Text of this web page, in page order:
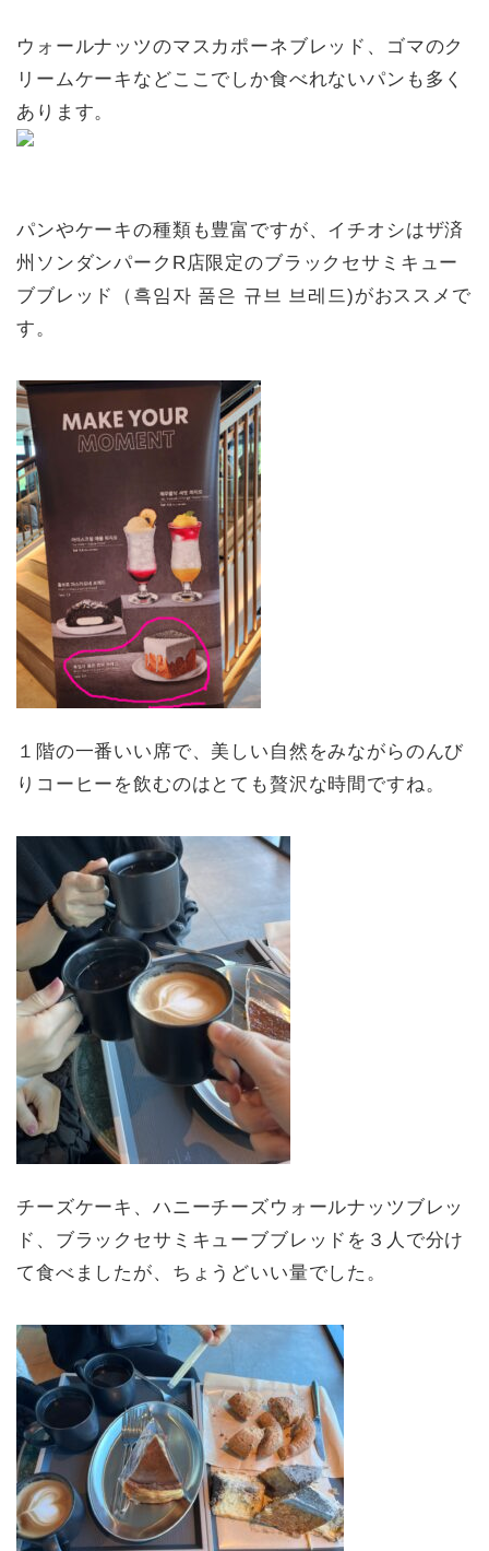
ウォールナッツのマスカポーネブレッド、ゴマのク
リームケーキなどここでしか食べれないパンも多く
あります。
パンやケーキの種類も豊富ですが、イチオシはザ済
州ソンダンパークR店限定のブラックセサミキュー
ブブレッド（흑임자 품은 규브 브레드)がおススメで
す。
１階の一番いい席で、美しい自然をみながらのんび
りコーヒーを飲むのはとても贅沢な時間ですね。
チーズケーキ、ハニーチーズウォールナッツブレッ
ド、ブラックセサミキューブブレッドを３人で分け
て食べましたが、ちょうどいい量でした。